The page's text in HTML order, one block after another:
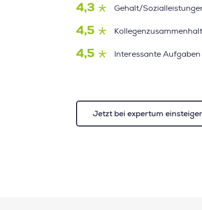
4,3 Gehalt/
4,5 Kollegenzusammenhalt
4,5 Interessante Aufgaben
Jetzt bei expertum